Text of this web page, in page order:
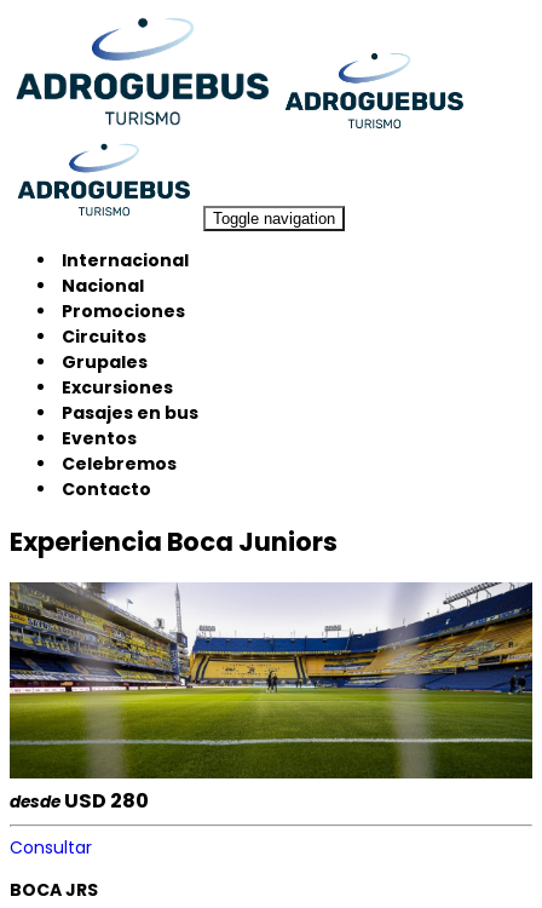
Toggle navigation
Internacional
Nacional
Promociones
Circuitos
Grupales
Excursiones
Pasajes en bus
Eventos
Celebremos
Contacto
Experiencia Boca Juniors
desde USD 280
Consultar
BOCA JRS